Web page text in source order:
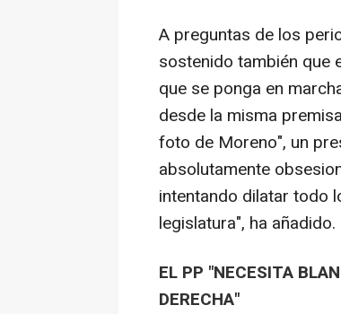
A preguntas de los
sostenido también que
que se ponga en
desde la misma
foto de Moreno", un
absolutamente
intentando dilatar todo
legislatura", ha añadido.
EL PP "NECESITA
DERECHA"